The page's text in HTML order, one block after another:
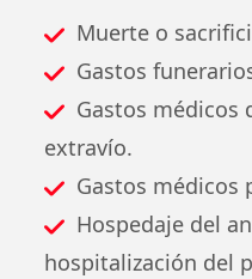
Muerte o
Gastos
Gastos médicos
extravío.
Gastos médicos
Hospedaje del
hospitalización del